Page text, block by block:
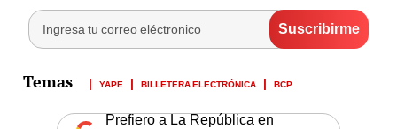
YAPE BILLETERA ELECTRÓNICA BCP
Prefiero a La República en